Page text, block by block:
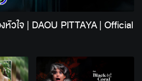
หัวใจ | DAOU PITTAYA | Official